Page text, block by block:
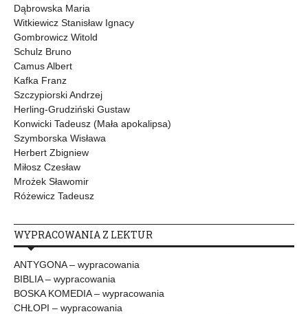
Dąbrowska Maria
Witkiewicz Stanisław Ignacy
Gombrowicz Witold
Schulz Bruno
Camus Albert
Kafka Franz
Szczypiorski Andrzej
Herling-Grudziński Gustaw
Konwicki Tadeusz (Mała apokalipsa)
Szymborska Wisława
Herbert Zbigniew
Miłosz Czesław
Mrożek Sławomir
Różewicz Tadeusz
WYPRACOWANIA Z LEKTUR
ANTYGONA – wypracowania
BIBLIA – wypracowania
BOSKA KOMEDIA – wypracowania
CHŁOPI – wypracowania